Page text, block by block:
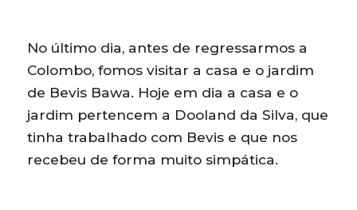
No último dia, antes de regressarmos a
Colombo, fomos visitar a casa e o jardim
de Bevis Bawa. Hoje em dia a casa e o
jardim pertencem a Dooland da Silva, que
tinha trabalhado com Bevis e que nos
recebeu de forma muito simpática.